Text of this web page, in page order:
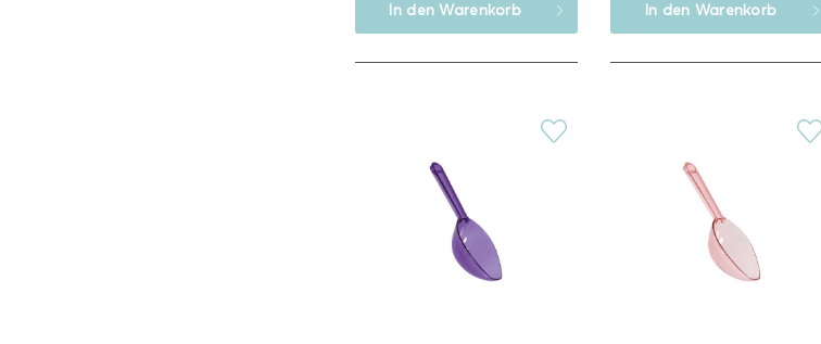
In den Warenkorb In den Warenkorb